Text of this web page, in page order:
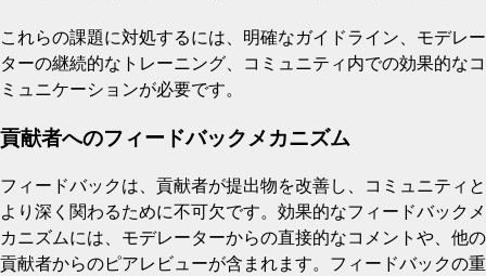
これらの課題に対処するには、明確なガイドライン、モデレー
ターの継続的なトレーニング、コミュニティ内での効果的なコ
ミュニケーションが必要です。
貢献者へのフィードバックメカニズム
フィードバックは、貢献者が提出物を改善し、コミュニティと
より深く関わるために不可欠です。効果的なフィードバックメ
カニズムには、モデレーターからの直接的なコメントや、他の
貢献者からのピアレビューが含まれます。フィードバックの重